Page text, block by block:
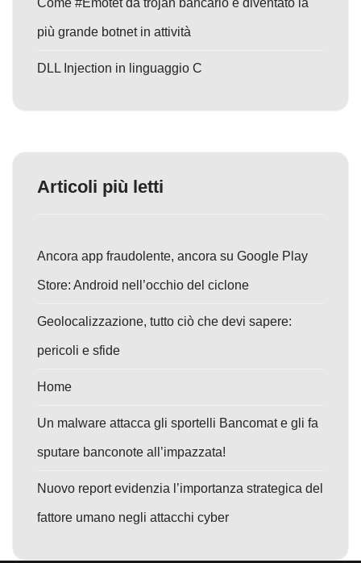
più grande botnet in attività
DLL Injection in linguaggio C
Articoli più letti
Ancora app fraudolente, ancora su Google Play
Store: Android nell’occhio del ciclone
Geolocalizzazione, tutto ciò che devi sapere:
pericoli e sfide
Home
Un malware attacca gli sportelli Bancomat e gli fa
sputare banconote all’impazzata!
Nuovo report evidenzia l’importanza strategica del
fattore umano negli attacchi cyber